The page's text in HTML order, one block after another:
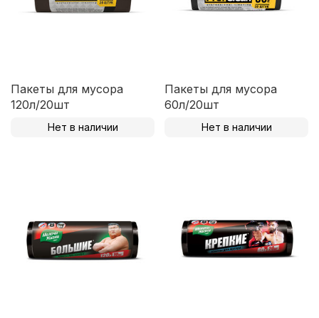
Пакеты для мусора
120л/20шт
Нет в наличии
Пакеты для мусора
60л/20шт
Нет в наличии